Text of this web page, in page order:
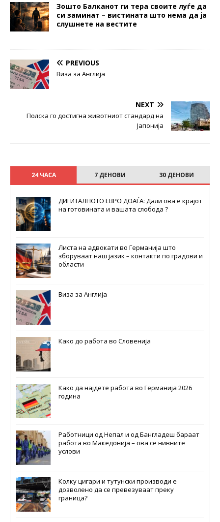
Зошто Балканот ги тера своите луѓе да
си заминат – вистината што нема да ја
слушнете на вестите
PREVIOUS
Виза за Англија
NEXT
Полска го достигна животниот стандард на
Јапонија
24 ЧАСА 7 ДЕНОВИ 30 ДЕНОВИ
ДИГИТАЛНОТО ЕВРО ДОАЃА: Дали ова е крајот
на готовината и вашата слобода ?
Листа на адвокати во Германија што
зборуваат наш јазик – контакти по градови и
области
Виза за Англија
Како до работа во Словенија
Како да најдете работа во Германија 2026
година
Работници од Непал и од Бангладеш бараат
работа во Македонија – ова се нивните
услови
Колку цигари и тутунски производи е
дозволено да се превезуваат преку
граница?